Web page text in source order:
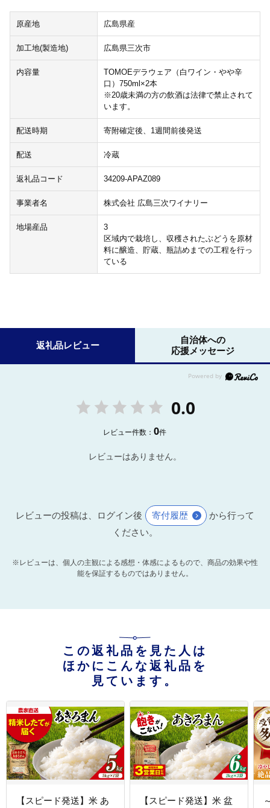
原産地 広島県産
加工地(製造地) 広島県三次市
内容量
TOMOEデラウェア（白ワイン・やや辛
口）750ml×2本
※20歳未満の方の飲酒は法律で禁止されて
います。
配送時期 寄附確定後、1週間前後発送
配送 冷蔵
返礼品コード 34209-APAZ089
事業者名 株式会社 広島三次ワイナリー
地場産品
3
区域内で栽培し、収穫されたぶどうを原材
料に醸造、貯蔵、瓶詰めまでの工程を行っ
ている
返礼品レビュー
自治体への
応援メッセージ
0.0
レビュー件数：0件
レビューはありません。
レビューの投稿は、ログイン後 寄付履歴
から行って
ください。
※レビューは、個人の主観による感想・体感によるもので、商品の効果や性
能を保証するものではありません。
この返礼品を見た人は
ほかにこんな返礼品を
見ています。
【スピード発送】米 あ
【スピード発送】米 盆